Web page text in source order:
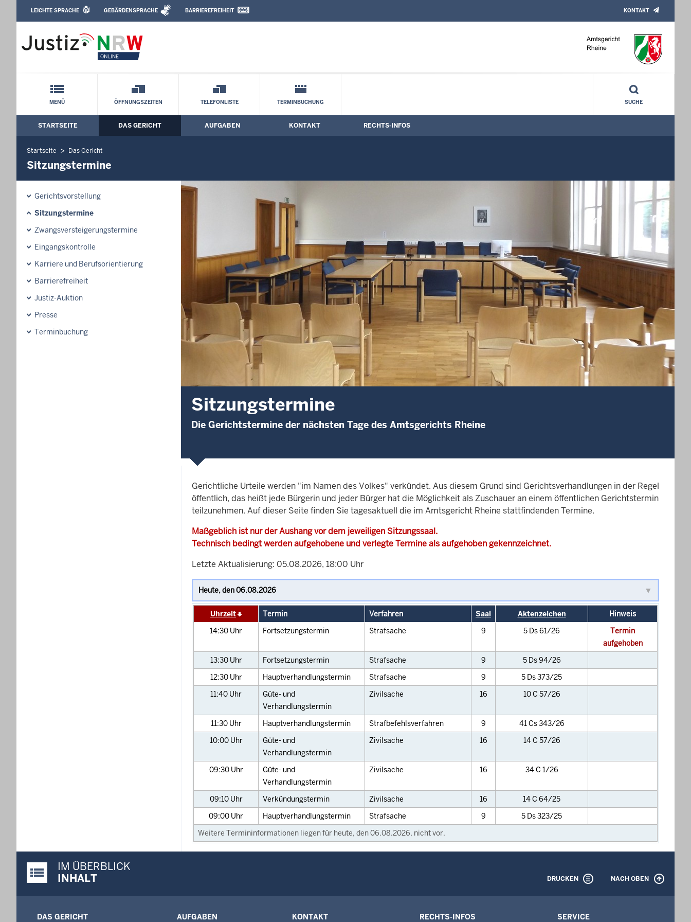
Amtsgericht Rheine: Sitzungstermine
Leichte Sprache, Gebärdensprachenvideo und Kontaktformular
LEICHTE SPRACHE GEBÄRDENSPRACHE BARRIEREFREIHEIT KONTAKT
Schnellnavigation mit Volltext-Suche
MENÜ ÖFFNUNGSZEITEN TELEFONLISTE TERMINBUCHUNG SUCHE
Hauptmenü: Hauptnavigation
STARTSEITE DAS GERICHT AUFGABEN KONTAKT RECHTS-INFOS
Startseite Das Gericht
Sitzungstermine
Gerichtsvorstellung
Sitzungstermine
Zwangsversteigerungstermine
Eingangskontrolle
Karriere und Berufsorientierung
Barrierefreiheit
Justiz-Auktion
Presse
Terminbuchung
Sitzungstermine
Die Gerichtstermine der nächsten Tage des Amtsgerichts Rheine
Gerichtliche Urteile werden "im Namen des Volkes" verkündet. Aus diesem Grund sind Gerichtsverhandlungen in der Regel
öffentlich, das heißt jede Bürgerin und jeder Bürger hat die Möglichkeit als Zuschauer an einem öffentlichen Gerichtstermin
teilzunehmen. Auf dieser Seite finden Sie tagesaktuell die im Amtsgericht Rheine stattfindenden Termine.
Maßgeblich ist nur der Aushang vor dem jeweiligen Sitzungssaal.
Technisch bedingt werden aufgehobene und verlegte Termine als aufgehoben gekennzeichnet.
Letzte Aktualisierung: 05.08.2026, 18:00 Uhr
Uhrzeit Termin Verfahren Saal Aktenzeichen
Hinweis
14:30 Uhr Fortsetzungstermin Strafsache 9 5 Ds 61/26
Termin
aufgehoben
13:30 Uhr Fortsetzungstermin Strafsache 9
5 Ds 94/26
12:30 Uhr Hauptverhandlungstermin Strafsache 9
5 Ds 373/25
11:40 Uhr
Güte- und
Verhandlungstermin
Zivilsache 16 10 C 57/26
11:30 Uhr Hauptverhandlungstermin Strafbefehlsverfahren 9
41 Cs 343/26
10:00 Uhr
Güte- und
Verhandlungstermin
Zivilsache 16 14 C 57/26
09:30 Uhr
Güte- und
Verhandlungstermin
Zivilsache 16 34 C 1/26
09:10 Uhr Verkündungstermin Zivilsache 16
14 C 64/25
09:00 Uhr Hauptverhandlungstermin Strafsache 9
5 Ds 323/25
Weitere Termininformationen liegen für heute, den 06.08.2026, nicht vor.
Justiz-Portal im Überblick:
IM ÜBERBLICK
INHALT
DRUCKEN NACH OBEN
DAS GERICHT AUFGABEN KONTAKT RECHTS-INFOS SERVICE